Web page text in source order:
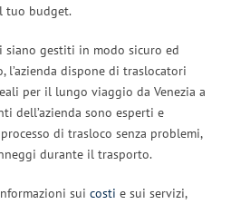
tuo budget.
siano gestiti in modo sicuro ed
l’azienda dispone di traslocatori
per il lungo viaggio da Venezia a
dell’azienda sono esperti e
di trasloco senza problemi,
durante il trasporto.
sui costi e sui servizi,